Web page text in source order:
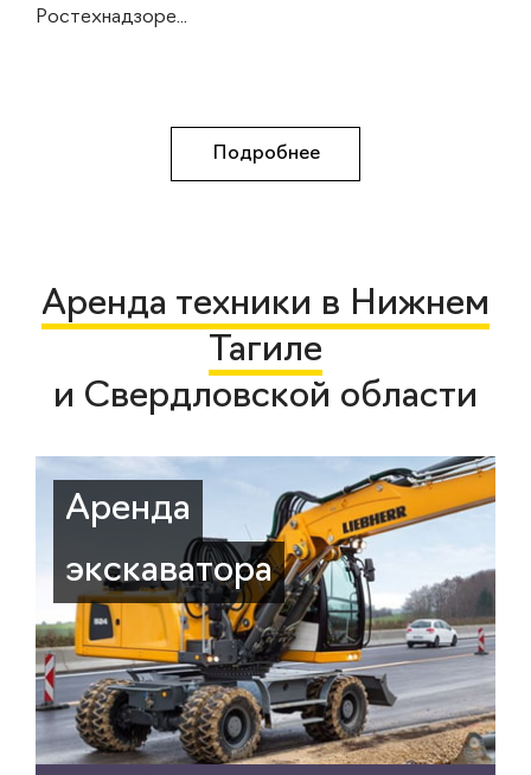
Ростехнадзоре...
Подробнее
Аренда техники в Нижнем
Тагиле
и Свердловской области
Аренда
экскаватора